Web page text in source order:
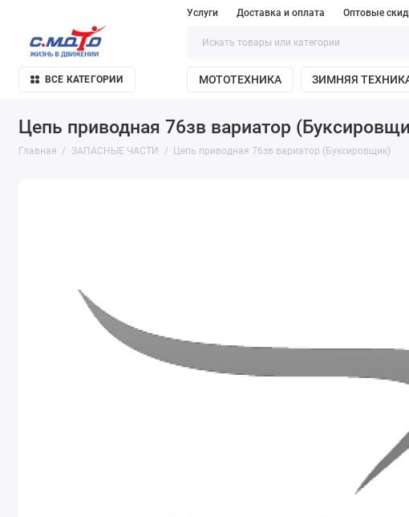
Услуги Доставка и оплата Оптовые
ВСЕ КАТЕГОРИИ МОТОТЕХНИКА ЗИМНЯЯ
Цепь приводная 76зв вариатор
Главная ЗАПАСНЫЕ ЧАСТИ Цепь приводная 76зв вариатор (Буксировщик)